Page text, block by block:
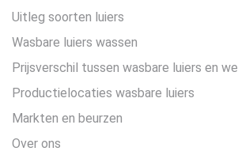
Uitleg soorten luiers
Wasbare luiers wassen
Prijsverschil tussen wasbare luiers en
Productielocaties wasbare luiers
Markten en beurzen
Over ons